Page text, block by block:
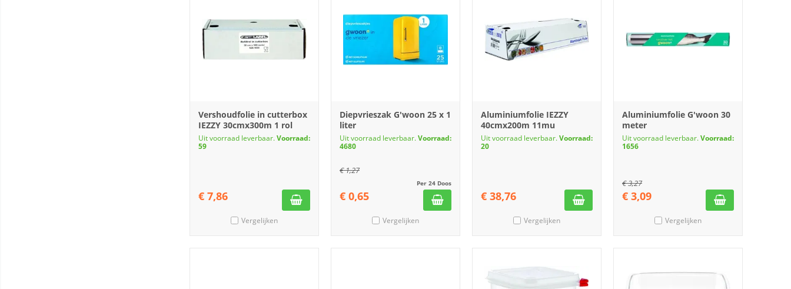
Vershoudfolie in cutterbox
IEZZY 30cmx300m 1 rol
Uit voorraad leverbaar.Voorraad:
59
€ 7,86
Vergelijken
Diepvrieszak G'woon 25 x 1
liter
Uit voorraad leverbaar.Voorraad:
4680
€1,27
Per 24 Doos
€ 0,65
Vergelijken
Aluminiumfolie IEZZY
40cmx200m 11mu
Uit voorraad leverbaar.Voorraad:
20
€ 38,76
Vergelijken
Aluminiumfolie G'woon 30
meter
Uit voorraad leverbaar.Voorraad:
1656
€3,27
€ 3,09
Vergelijken